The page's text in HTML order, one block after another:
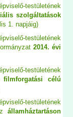
testületének
szolgáltatások
1. napjáig)
testületének
2014. évi
testületének
filmforgatási célú
testületének
államháztartáson